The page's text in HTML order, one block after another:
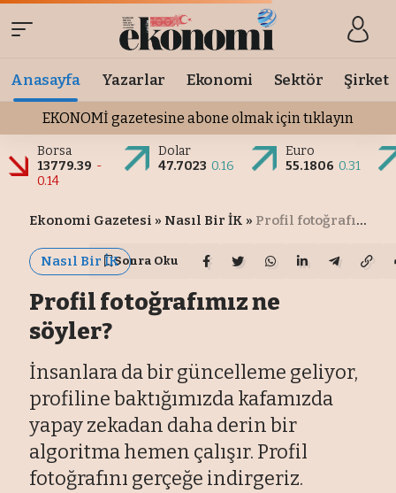
Anasayfa Yazarlar Ekonomi Sektör Şirket
EKONOMİ gazetesine abone olmak için tıklayın
Borsa
13779.39 -
0.14
Dolar
47.7023 0.16
Euro
55.1806 0.31
Ekonomi Gazetesi » Nasıl Bir İK » Profil fotoğrafımız ne söyler?
Nasıl Bir İKSonra Oku
Profil fotoğrafımız ne
söyler?
İnsanlara da bir güncelleme geliyor,
profiline baktığımızda kafamızda
yapay zekadan daha derin bir
algoritma hemen çalışır. Profil
fotoğrafını gerçeğe indirgeriz.